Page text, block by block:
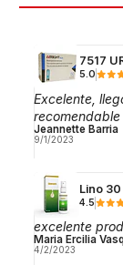
7517
5.0
Excelente,
recomendable
Jeannette Barria
9/1/2023
Lino
4.5
excelente
Maria Ercilia
4/2/2023